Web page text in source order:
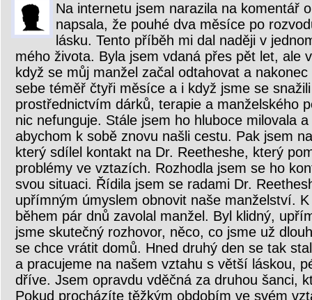
Na internetu jsem narazila na komentář
napsala, že pouhé dva měsíce po
lásku. Tento příběh mi dal naději v
mého života. Byla jsem vdaná přes pět let, ale
když se můj manžel začal odtahovat a
sebe téměř čtyři měsíce a i když jsme se
prostřednictvím dárků, terapie a manželského
nic nefunguje. Stále jsem ho hluboce milovala
abychom k sobě znovu našli cestu. Pak jsem
který sdílel kontakt na Dr. Reetheshe, který
problémy ve vztazích. Rozhodla jsem se ho
svou situaci. Řídila jsem se radami Dr.
upřímným úmyslem obnovit naše manželství.
během pár dnů zavolal manžel. Byl klidný,
jsme skutečný rozhovor, něco, co jsme už
se chce vrátit domů. Hned druhý den se tak
a pracujeme na našem vztahu s větší láskou,
dříve. Jsem opravdu vděčná za druhou šanci,
Pokud procházíte těžkým obdobím ve svém